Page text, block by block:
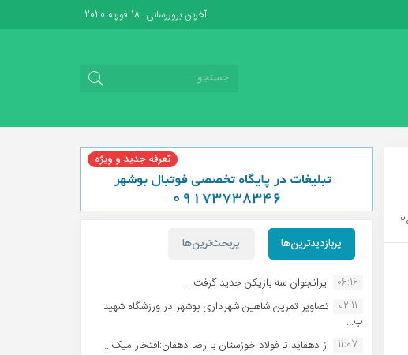
آخرین بروزرسانی: 18 فوریه 2020
پربازدیدترین‌ها پربحث‌ترین‌ها
06:16 ایرانجوان سه بازیکن جدید گرفت...
02:11
تصاویر تمرین شاهین شهردارى بوشهر در ورزشگاه شهید
ب...
11:07 از دهقاید تا فولاد خوزستان با رضا دهقان:افتخار میک...